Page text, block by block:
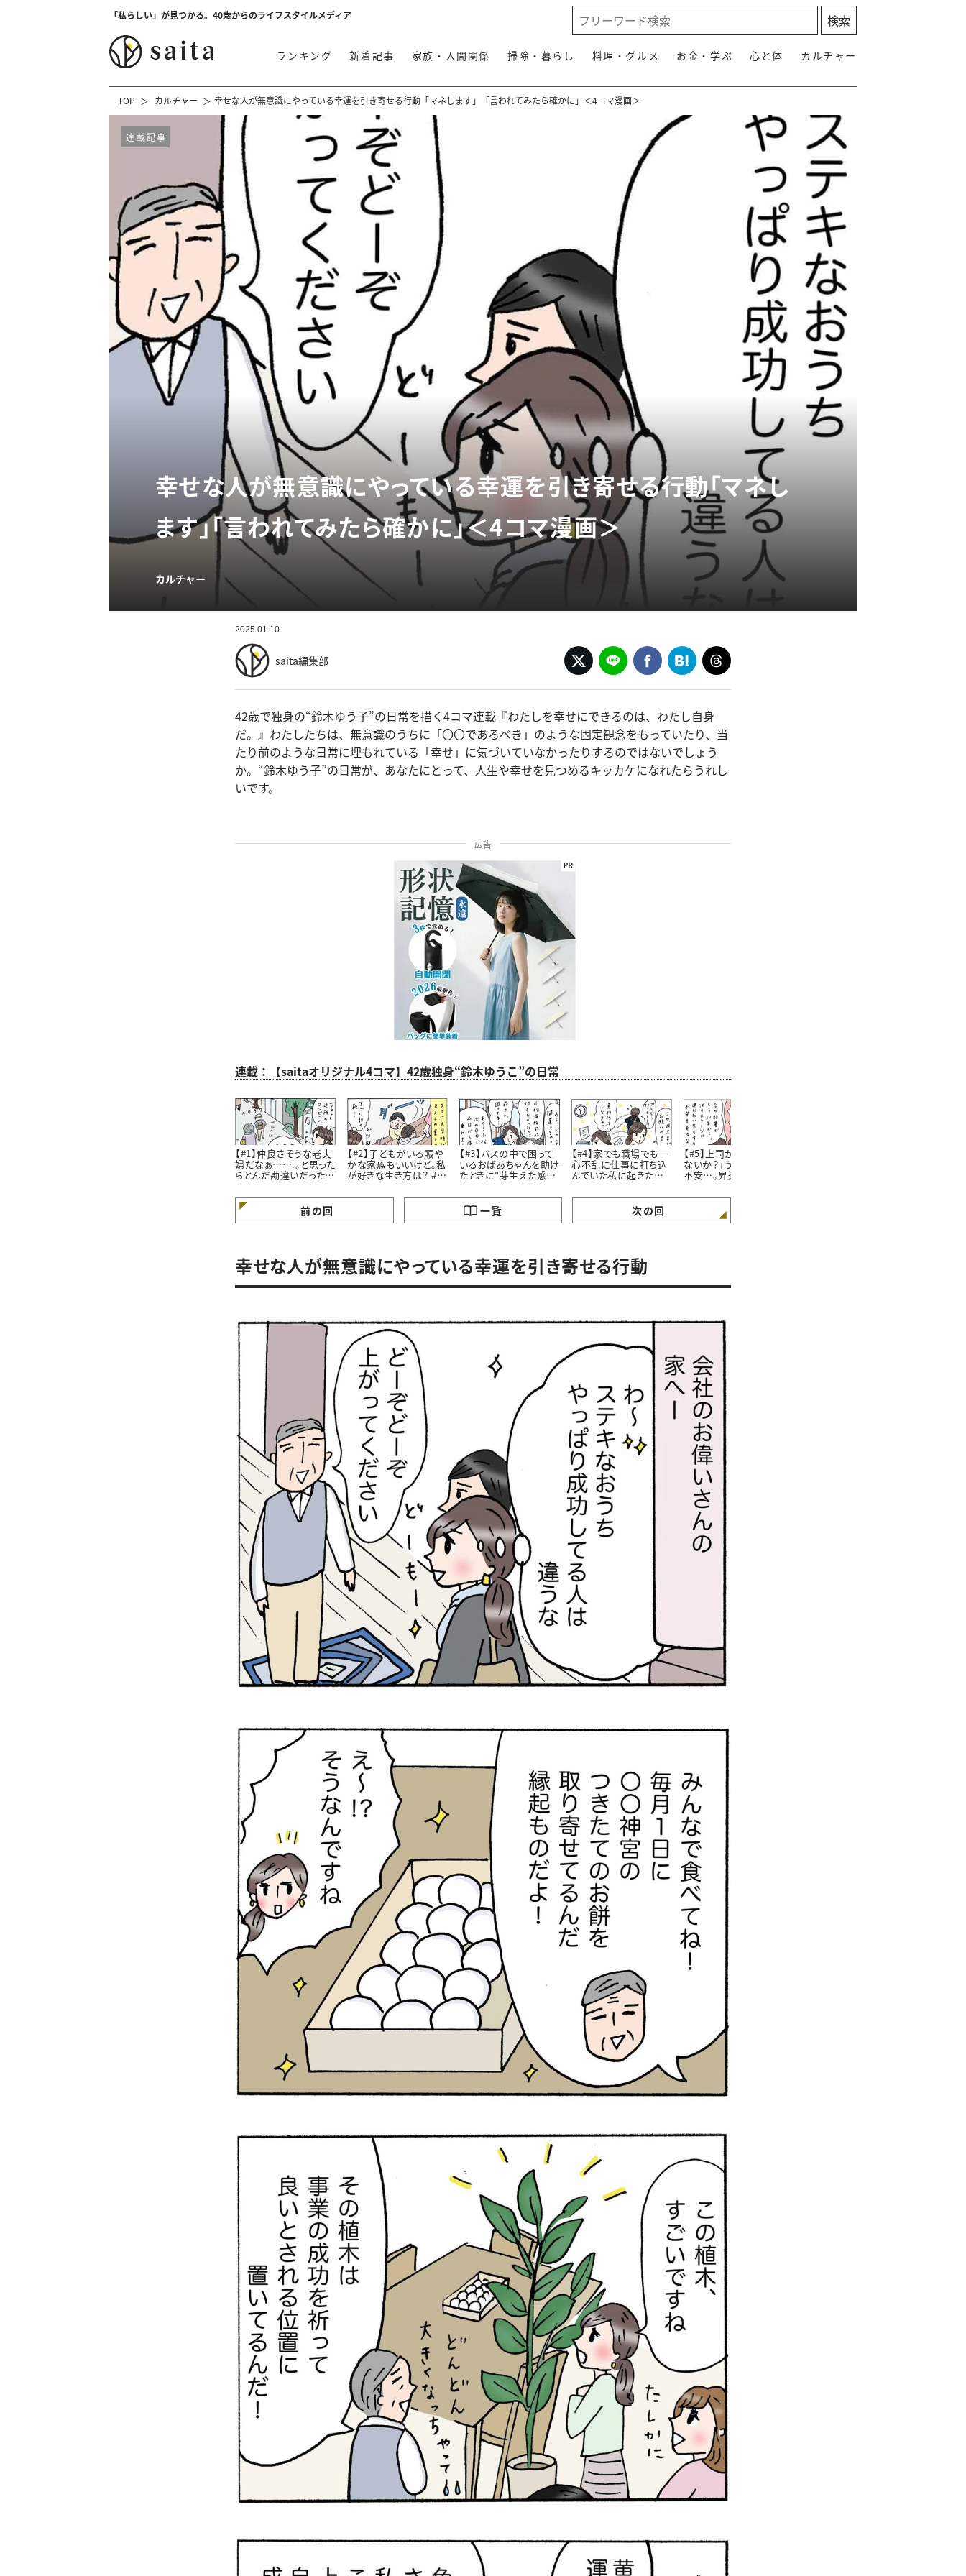
「私らしい」が見つかる。40歳からのライフスタイルメディア
ランキング 新着記事 家族・人間関係 掃除・暮らし 料理・グルメ お金・学ぶ 心と体 カルチャー
TOP カルチャー 幸せな人が無意識にやっている幸運を引き寄せる行動「マネします」「言われてみたら確かに」＜4コマ漫画＞
連載記事
幸せな人が無意識にやっている幸運を引き寄せる行動「マネし
ます」「言われてみたら確かに」＜4コマ漫画＞
カルチャー
2025.01.10
saita編集部
42歳で独身の“鈴木ゆう子”の日常を描く4コマ連載『わたしを幸せにできるのは、わたし自身
だ。』わたしたちは、無意識のうちに「〇〇であるべき」のような固定観念をもっていたり、当
たり前のような日常に埋もれている「幸せ」に気づいていなかったりするのではないでしょう
か。“鈴木ゆう子”の日常が、あなたにとって、人生や幸せを見つめるキッカケになれたらうれし
いです。
広告
連載：【saitaオリジナル4コマ】42歳独身“鈴木ゆうこ”の日常
【#1】仲良さそうな老夫
婦だなぁ…….。と思った
らとんだ勘違いだったお
【#2】子どもがいる賑や
かな家族もいいけど。私
が好きな生き方は？ #4
【#3】バスの中で困って
いるおばあちゃんを助け
たときに"芽生えた感
【#4】家でも職場でも一
心不乱に仕事に打ち込
んでいた私に起きた悲
う子”の日常
【#5】上司から「昇進し
ないか？」うれしいけど
不安…。昇進するか悩む
できまったワケ＜4コマ
前の回 一覧 次の回
幸せな人が無意識にやっている幸運を引き寄せる行動